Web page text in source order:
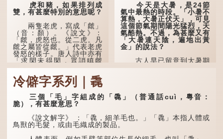
虎和豬，如果排列成
雙，有甚麼特別的意思呢？
兩隻老虎，寫成「虤」
（音：顏）。《說文》：
「虤，虎怒也。從二虎。凡
虤之屬皆從虤。」代表老虎
發怒的樣子。唐人詩中亦有
「求閑未得閑，眾誚瞋虤
虤」之句，意思是眾人的譏
諷讓人怒目而視。
兩隻豬，則為「豩」
（音：賓）。甲骨文從二
「豕」，象豬相追逐的樣
子。《同文備考》另有一說
「豩，豕亂群。」意指一
群...
今天是大暑，是24節
氣中最熱的時段。「小暑不
算熱，大暑正伏天」，可見
這個節氣期間陽光猛烈，天
氣酷熱。不過，為甚麼又有
「大暑連天陰，遍地出黃
金」的說法？
古人早已留意到大暑期
間的氣候規律。《逸周書·
行。」意思是說，大暑時節
螢火蟲出生，土地濕熱，常
冷僻字系列｜毳
三個「毛」字組成的「毳」（普通話cuì，粵音：
脆），有甚麼意思？
《說文解字》 ：「毳，細羊毛也。」「毳」本指人體或
鳥獸的毛髮，或由毛織成的製品。